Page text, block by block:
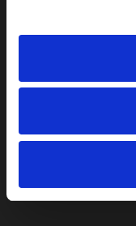
festivaluri
Pentru copii